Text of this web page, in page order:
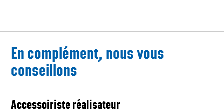
En complément, nous vous
conseillons
Accessoiriste réalisateur